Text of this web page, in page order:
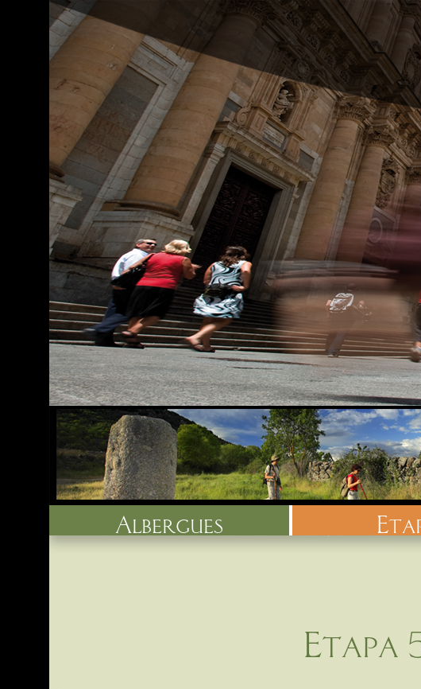
albergues
Etapa